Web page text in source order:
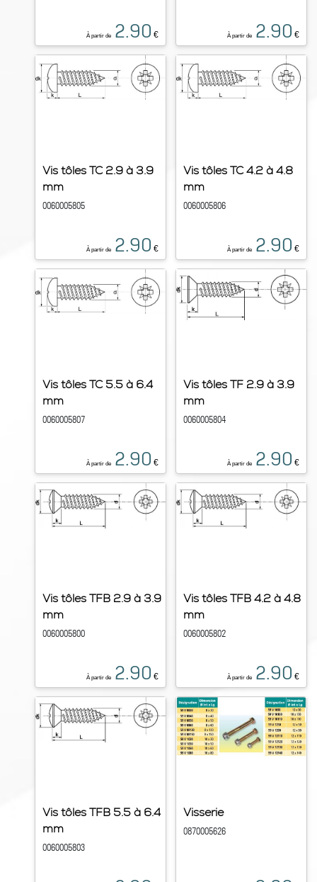
À partir de 2.90 € À partir de 2.90 €
Vis tôles TC 2.9 à 3.9
mm
0060005805
À partir de 2.90 €
Vis tôles TC 4.2 à 4.8
mm
0060005806
À partir de 2.90 €
Vis tôles TC 5.5 à 6.4
mm
0060005807
À partir de 2.90 €
Vis tôles TF 2.9 à 3.9
mm
0060005804
À partir de 2.90 €
Vis tôles TFB 2.9 à 3.9
mm
0060005800
À partir de 2.90 €
Vis tôles TFB 4.2 à 4.8
mm
0060005802
À partir de 2.90 €
Vis tôles TFB 5.5 à 6.4
mm
0060005803
Visserie
0870005626